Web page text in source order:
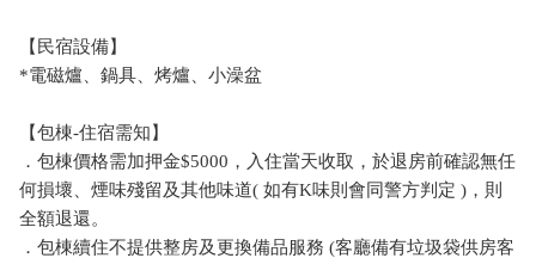
【民宿設備】
*電磁爐、鍋具、烤爐、小澡盆
【包棟-住宿需知】
．包棟價格需加押金$5000，入住當天收取，於退房前確認無任
何損壞、煙味殘留及其他味道( 如有K味則會同警方判定 )，則
全額退還。
．包棟續住不提供整房及更換備品服務 (客廳備有垃圾袋供房客